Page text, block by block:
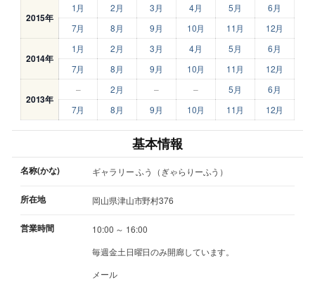
2015年
1月 2月 3月 4月 5月
6月
7月
8月 9月 10月 11月 12月
2014年
1月 2月 3月 4月 5月
6月
7月
8月 9月 10月 11月 12月
2013年
– 2月 – – 5月
6月
7月
8月 9月 10月 11月 12月
基本情報
名称(かな) ギャラリー ふう（ぎゃらりーふう）
所在地 岡山県津山市野村376
営業時間
10:00 ～ 16:00
毎週金土日曜日のみ開廊しています。
メール